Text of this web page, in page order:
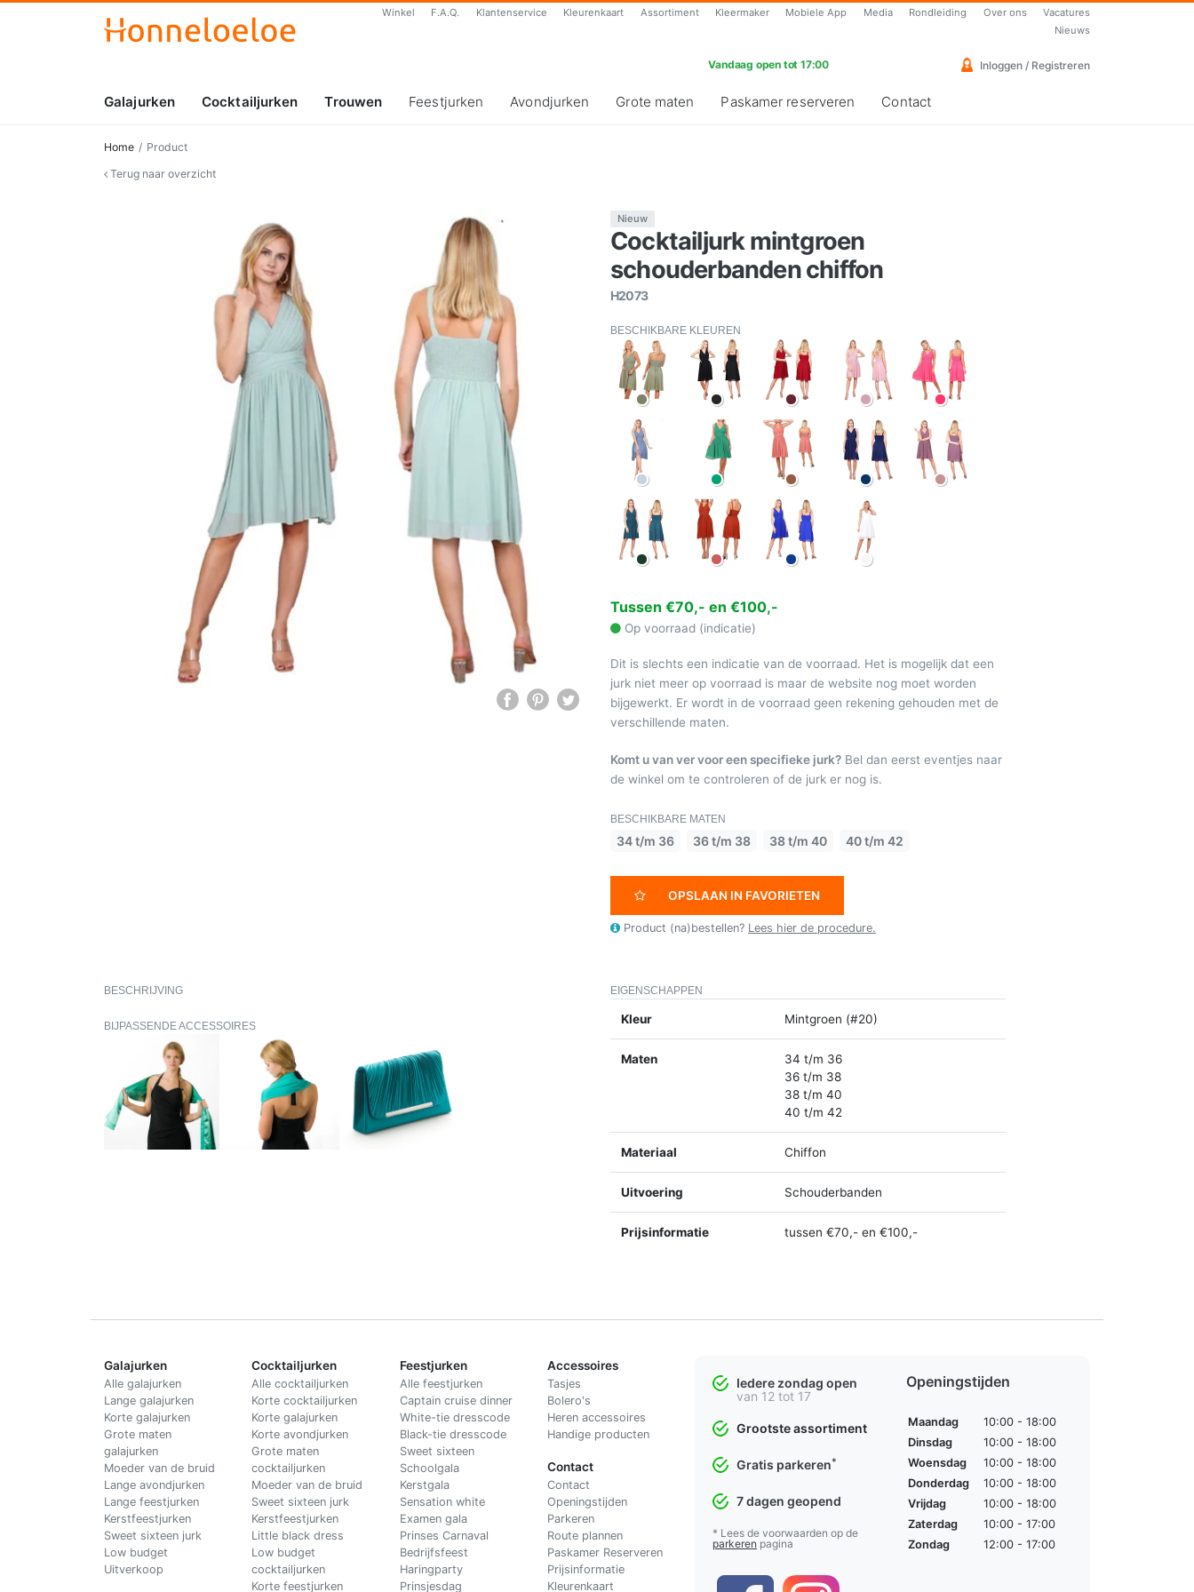
Winkel F.A.Q. Klantenservice Kleurenkaart Assortiment Kleermaker Mobiele App Media Rondleiding Over ons
Vacatures
Nieuws
Vandaag open tot 17:00 Inloggen / Registreren
Galajurken Cocktailjurken Trouwen Feestjurken Avondjurken Grote maten Paskamer reserveren Contact
Home
Product
Terug naar overzicht
Nieuw
Cocktailjurk mintgroen
schouderbanden chiffon
H2073
BESCHIKBARE KLEUREN
Tussen €70,- en €100,-
Op voorraad (indicatie)
Dit is slechts een indicatie van de voorraad. Het is mogelijk dat een
jurk niet meer op voorraad is maar de website nog moet worden
bijgewerkt. Er wordt in de voorraad geen rekening gehouden met de
verschillende maten.
Komt u van ver voor een specifieke jurk? Bel dan eerst eventjes naar
de winkel om te controleren of de jurk er nog is.
BESCHIKBARE MATEN
34 t/m 36 36 t/m 38 38 t/m 40 40 t/m 42
OPSLAAN IN FAVORIETEN
Product (na)bestellen? Lees hier de procedure.
BESCHRIJVING
BIJPASSENDE ACCESSOIRES
EIGENSCHAPPEN
Kleur Mintgroen (#20)
Maten
34 t/m 36
36 t/m 38
38 t/m 40
40 t/m 42
Materiaal Chiffon
Uitvoering Schouderbanden
Prijsinformatie tussen €70,- en €100,-
Galajurken
Alle galajurken
Lange galajurken
Korte galajurken
Grote maten
galajurken
Moeder van de bruid
Lange avondjurken
Lange feestjurken
Kerstfeestjurken
Sweet sixteen jurk
Low budget
Uitverkoop
Cocktailjurken
Alle cocktailjurken
Korte cocktailjurken
Korte galajurken
Korte avondjurken
Grote maten
cocktailjurken
Moeder van de bruid
Sweet sixteen jurk
Kerstfeestjurken
Little black dress
Low budget
cocktailjurken
Korte feestjurken
Feestjurken
Alle feestjurken
Captain cruise dinner
White-tie dresscode
Black-tie dresscode
Sweet sixteen
Schoolgala
Kerstgala
Sensation white
Examen gala
Prinses Carnaval
Bedrijfsfeest
Haringparty
Prinsjesdag
Accessoires
Tasjes
Bolero's
Heren accessoires
Handige producten
Contact
Contact
Openingstijden
Parkeren
Route plannen
Paskamer Reserveren
Prijsinformatie
Kleurenkaart
Iedere zondag open
van 12 tot 17
Grootste assortiment
Gratis parkeren*
7 dagen geopend
* Lees de voorwaarden op de
parkeren pagina
Openingstijden
Maandag
10:00 - 18:00
Dinsdag
10:00 - 18:00
Woensdag
10:00 - 18:00
Donderdag
10:00 - 18:00
Vrijdag
10:00 - 18:00
Zaterdag
10:00 - 17:00
Zondag
12:00 - 17:00